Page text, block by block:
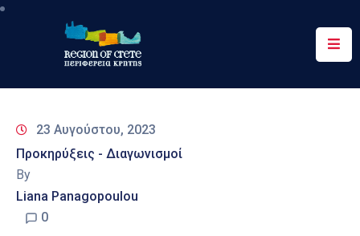
Περιφέρεια
&
Δράσεις
Ψηφιακές
23 Αυγούστου, 2023
Προκηρύξεις - Διαγωνισμοί
By
Liana Panagopoulou
0